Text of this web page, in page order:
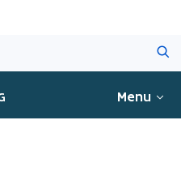
gaan
Menu